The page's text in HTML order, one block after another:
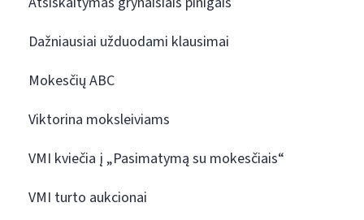
Dažniausiai užduodami klausimai
Mokesčių ABC
Viktorina moksleiviams
VMI kviečia į „Pasimatymą su mokesčiais“
VMI turto aukcionai